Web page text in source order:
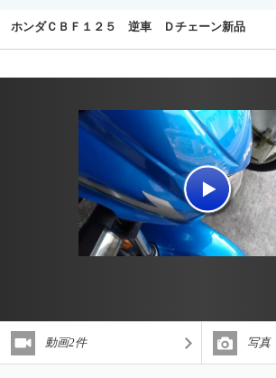
ホンダＣＢＦ１２５ 逆車 Ｄチェーン新品
動画2件 写真